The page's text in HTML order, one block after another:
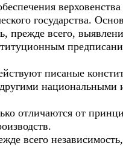
государства.
прежде всего,
писаные
отличаются от
всего независимость,